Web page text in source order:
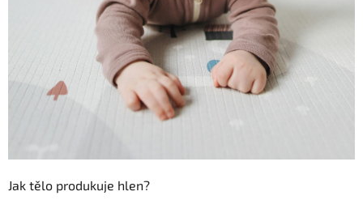
Jak tělo produkuje hlen?